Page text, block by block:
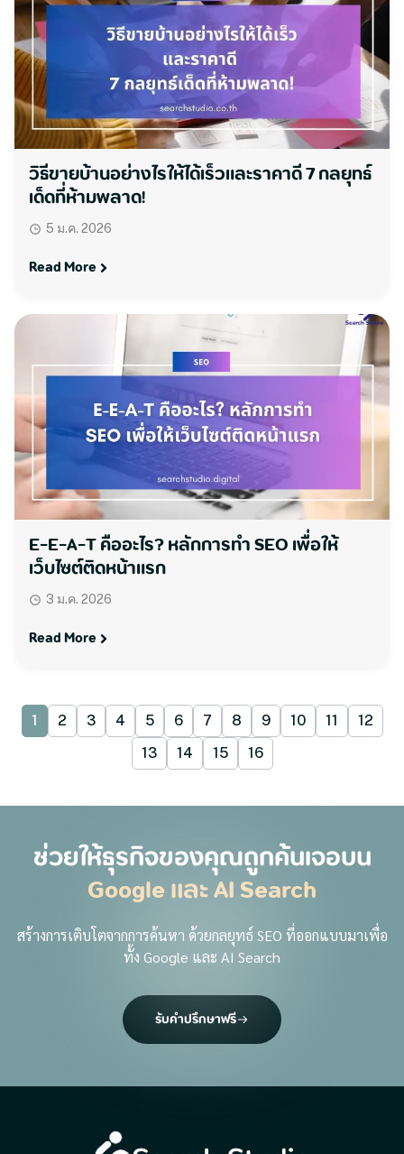
วิธีขายบ้านอย่างไรให้ได้เร็วและราคาดี 7 กลยุทธ์
เด็ดที่ห้ามพลาด!
5 ม.ค. 2026
Read More
E-E-A-T คืออะไร? หลักการทำ SEO เพื่อให้
เว็บไซต์ติดหน้าแรก
3 ม.ค. 2026
Read More
1 2 3 4 5 6 7 8 9 10 11
12
13
14 15 16
ช่วยให้ธุรกิจของคุณถูกค้นเจอบน
Google และ AI Search
สร้างการเติบโตจากการค้นหา ด้วยกลยุทธ์ SEO ที่ออกแบบมาเพื่อ
ทั้ง Google และ AI Search
รับคำปรึกษาฟรี